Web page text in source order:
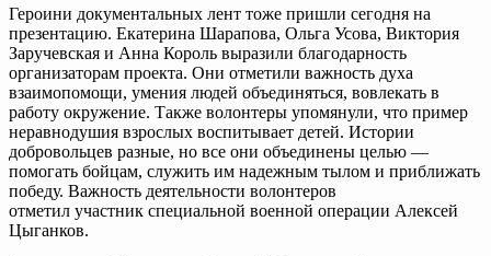
Героини документальных лент тоже пришли сегодня на
презентацию. Екатерина Шарапова, Ольга Усова, Виктория
Заручевская и Анна Король выразили благодарность
организаторам проекта. Они отметили важность духа
взаимопомощи, умения людей объединяться, вовлекать в
работу окружение. Также волонтеры упомянули, что пример
неравнодушия взрослых воспитывает детей. Истории
добровольцев разные, но все они объединены целью —
помогать бойцам, служить им надежным тылом и приближать
победу. Важность деятельности волонтеров
отметил участник специальной военной операции Алексей
Цыганков.